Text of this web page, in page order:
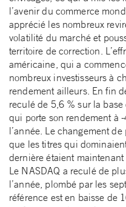
l’avenir du commerce
apprécié les nombreux
volatilité du marché et
territoire de correction.
américaine, qui a
nombreux investisseurs à
rendement ailleurs. En fin
reculé de 5,6 % sur la
qui porte son rendement à
l’année. Le changement
que les titres qui
dernière étaient
Le NASDAQ a reculé de
l’année, plombé par les
référence est en baisse de